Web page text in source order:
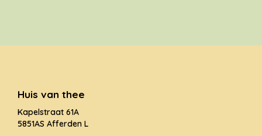
Huis van thee
Kapelstraat 61A
5851AS Afferden L